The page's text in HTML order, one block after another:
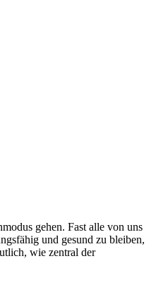
gehen. Fast alle von uns
und gesund zu bleiben,
wie zentral der